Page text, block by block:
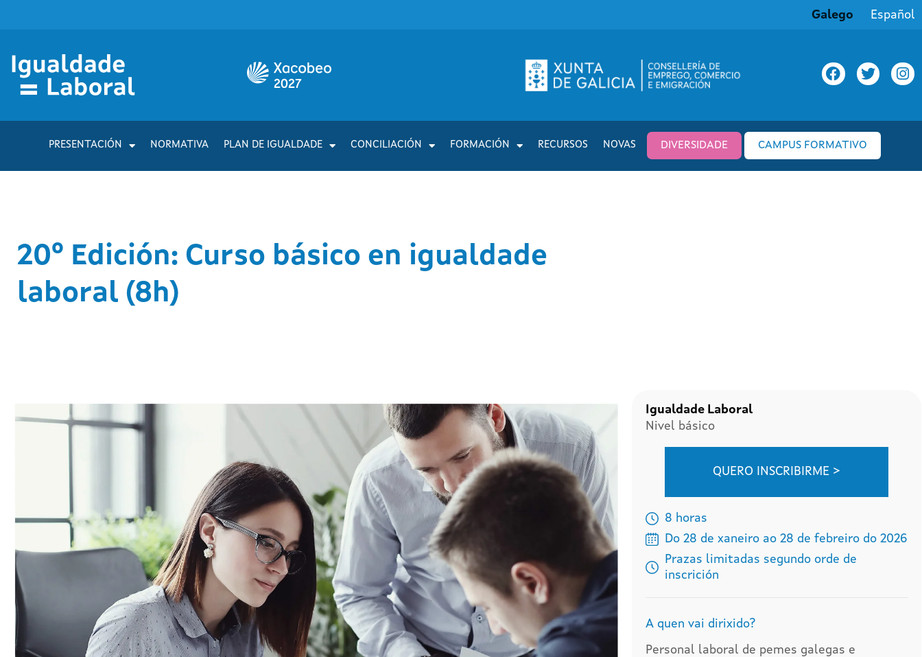
Galego Español
PRESENTACIÓN NORMATIVA PLAN DE IGUALDADE CONCILIACIÓN FORMACIÓN RECURSOS NOVAS DIVERSIDADE CAMPUS FORMATIVO
20º Edición: Curso básico en igualdade
laboral (8h)
Igualdade Laboral
Nivel básico
QUERO INSCRIBIRME >
8 horas
Do 28 de xaneiro ao 28 de febreiro do 2026
Prazas limitadas segundo orde de
inscrición
A quen vai dirixido?
Personal laboral de pemes galegas e